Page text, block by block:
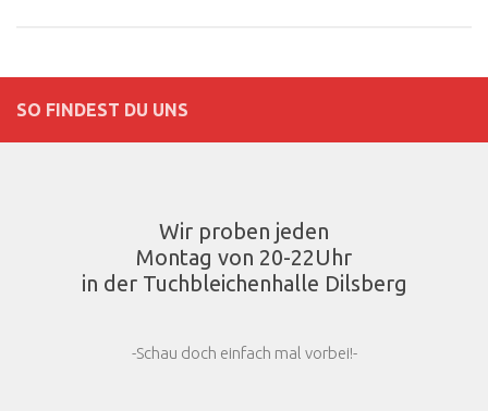
SO FINDEST DU UNS
Wir proben jeden
Montag von 20-22Uhr
in der Tuchbleichenhalle Dilsberg
-Schau doch einfach mal vorbei!-